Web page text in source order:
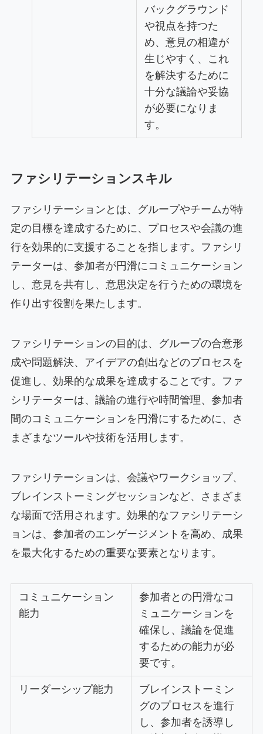
バックグラウンド
や視点を持つた
め、意見の相違が
生じやすく、これ
を解決するために
十分な議論や妥協
が必要になりま
す。
ファシリテーションスキル
ファシリテーションとは、グループやチームが特
定の目標を達成するために、プロセスや会議の進
行を効果的に支援することを指します。ファシリ
テーターは、参加者が円滑にコミュニケーション
し、意見を共有し、意思決定を行うための環境を
作り出す役割を果たします。
ファシリテーションの目的は、グループの合意形
成や問題解決、アイデアの創出などのプロセスを
促進し、効果的な成果を達成することです。ファ
シリテーターは、議論の進行や時間管理、参加者
間のコミュニケーションを円滑にするために、さ
まざまなツールや技術を活用します。
ファシリテーションは、会議やワークショップ、
ブレインストーミングセッションなど、さまざま
な場面で活用されます。効果的なファシリテーシ
ョンは、参加者のエンゲージメントを高め、成果
を最大化するための重要な要素となります。
コミュニケーション
能力
参加者との円滑なコ
ミュニケーションを
確保し、議論を促進
するための能力が必
要です。
リーダーシップ能力
ブレインストーミン
グのプロセスを進行
し、参加者を誘導し